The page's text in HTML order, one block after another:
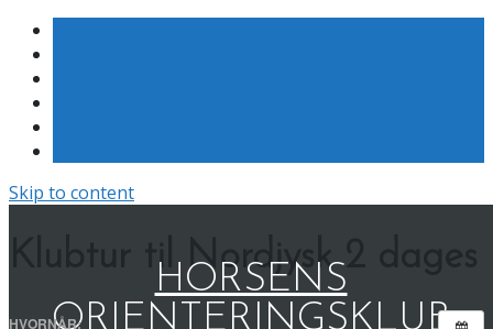
Skip to content
HORSENS
ORIENTERINGSKLUB
Klubtur til Nordjysk 2 dages
HVORNÅR: